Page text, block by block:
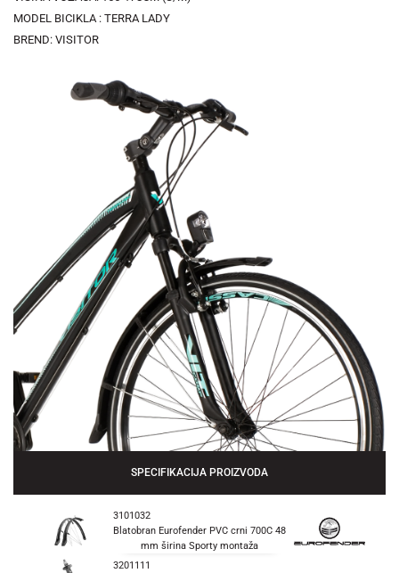
MODEL BICIKLA : TERRA LADY
BREND: VISITOR
SPECIFIKACIJA PROIZVODA
3101032
Blatobran Eurofender PVC crni 700C 48
mm širina Sporty montaža
3201111